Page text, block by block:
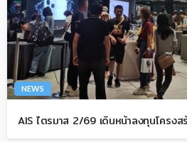
NEWS
AIS ไตรมาส 2/69 เดินหน้าลงทุนโครงส